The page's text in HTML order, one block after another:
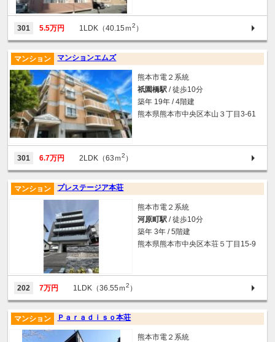
301 5.5万円 1LDK（40.15ｍ2 ）
マンションエムズ
マンション
熊本市電２系統
祇園橋駅 / 徒歩10分
築年 19年 / 4階建
熊本県熊本市中央区本山３丁目3-61
301 6.7万円 2LDK（63ｍ2 ）
プレステージア本荘
マンション
熊本市電２系統
河原町駅 / 徒歩10分
築年 3年 / 5階建
熊本県熊本市中央区本荘５丁目15-9
202 7万円 1LDK（36.55ｍ2 ）
Ｐａｒａｄｉｓｏ本荘
マンション
熊本市電２系統